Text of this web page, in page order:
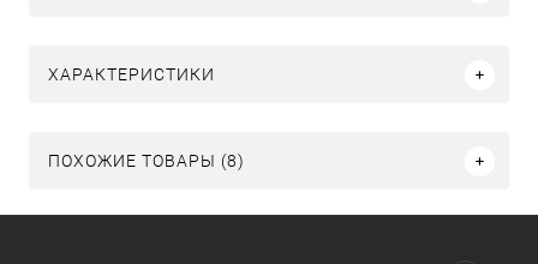
ХАРАКТЕРИСТИКИ
ПОХОЖИЕ ТОВАРЫ (8)